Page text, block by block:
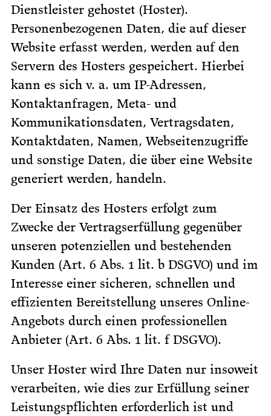
Dienstleister gehostet (Hoster).
Personenbezogenen Daten, die auf dieser
Website erfasst werden, werden auf den
Servern des Hosters gespeichert. Hierbei
kann es sich v. a. um IP-Adressen,
Kontaktanfragen, Meta- und
Kommunikationsdaten, Vertragsdaten,
Kontaktdaten, Namen, Webseitenzugriffe
und sonstige Daten, die über eine Website
generiert werden, handeln.
Der Einsatz des Hosters erfolgt zum
Zwecke der Vertragserfüllung gegenüber
unseren potenziellen und bestehenden
Kunden (Art. 6 Abs. 1 lit. b DSGVO) und im
Interesse einer sicheren, schnellen und
effizienten Bereitstellung unseres Online-
Angebots durch einen professionellen
Anbieter (Art. 6 Abs. 1 lit. f DSGVO).
Unser Hoster wird Ihre Daten nur insoweit
verarbeiten, wie dies zur Erfüllung seiner
Leistungspflichten erforderlich ist und